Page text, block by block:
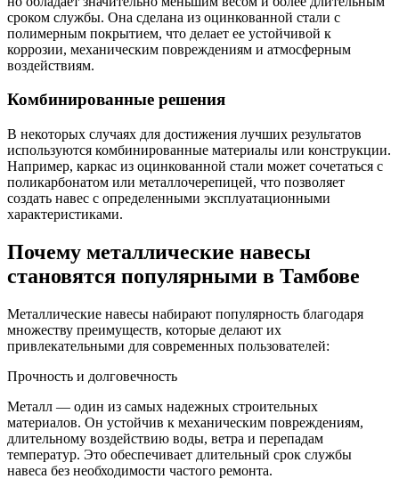
сроком службы. Она сделана из оцинкованной стали с
полимерным покрытием, что делает ее устойчивой к
коррозии, механическим повреждениям и атмосферным
воздействиям.
Комбинированные решения
В некоторых случаях для достижения лучших результатов
используются комбинированные материалы или конструкции.
Например, каркас из оцинкованной стали может сочетаться с
поликарбонатом или металлочерепицей, что позволяет
создать навес с определенными эксплуатационными
характеристиками.
Почему металлические навесы
становятся популярными в Тамбове
Металлические навесы набирают популярность благодаря
множеству преимуществ, которые делают их
привлекательными для современных пользователей:
Прочность и долговечность
Металл — один из самых надежных строительных
материалов. Он устойчив к механическим повреждениям,
длительному воздействию воды, ветра и перепадам
температур. Это обеспечивает длительный срок службы
навеса без необходимости частого ремонта.